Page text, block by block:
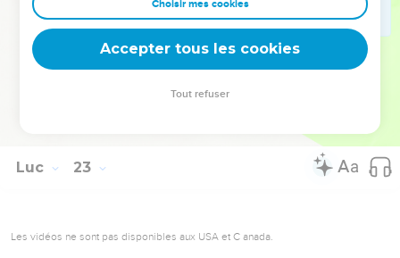
Là-dessus, ils s’écrièrent : — Est-ce que nous avons encore
besoin de témoignages ? Nous venons de l’entendre nous-
mêmes de sa propre bouche.
Luc 23
Les vidéos ne sont pas disponibles aux USA et C anada.
Choisir mes cookies
Accepter tous les cookies
Tout refuser